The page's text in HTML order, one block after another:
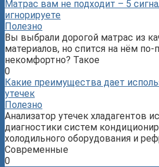
Матрас вам не подходит – 5
игнорируете
Полезно
Вы выбрали дорогой матрас из
материалов, но спится на нём
некомфортно? Такое
0
Какие преимущества дает
утечек
Полезно
Анализатор утечек хладагентов
диагностики систем
холодильного оборудования и
Современные
0